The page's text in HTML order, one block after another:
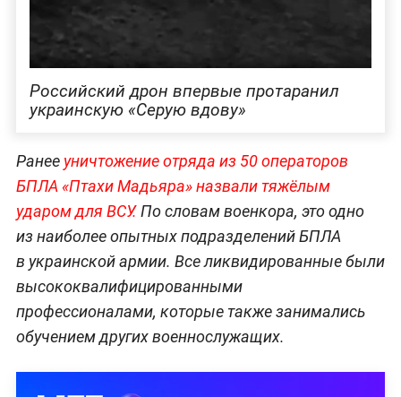
Российский дрон впервые протаранил
украинскую «Серую вдову»
Ранее уничтожение отряда из 50 операторов
БПЛА «Птахи Мадьяра» назвали тяжёлым
ударом для ВСУ.По словам военкора, это одно
из наиболее опытных подразделений БПЛА
в украинской армии. Все ликвидированные были
высококвалифицированными
профессионалами, которые также занимались
обучением других военнослужащих.